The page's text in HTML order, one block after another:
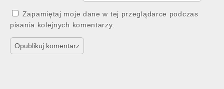
Zapamiętaj moje dane w tej przeglądarce podczas
pisania kolejnych komentarzy.